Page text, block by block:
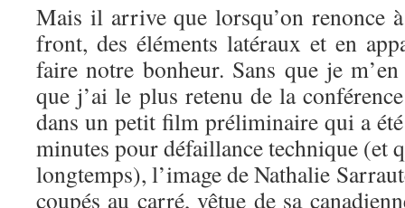
Mais il arrive que lorsqu’on renonce
front, des éléments latéraux et en
faire notre bonheur. Sans que je
que j’ai le plus retenu de la
dans un petit film préliminaire qui a
minutes pour défaillance technique (et
longtemps), l’image de Nathalie
coupés au carré, vêtue de sa